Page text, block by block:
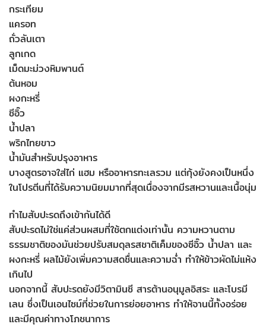
กระเทียม
แครอท
ถั่วลันเตา
ลูกเกด
เม็ดมะม่วงหิมพานต์
ต้นหอม
ผงกะหรี่
ซีอิ๊ว
น้ำปลา
พริกไทยขาว
น้ำมันสำหรับปรุงอาหาร
บางสูตรอาจใส่ไก่ แฮม หรืออาหารทะเลรวม แต่กุ้งยังคงเป็นหนึ่ง
ในโปรตีนที่ได้รับความนิยมมากที่สุดเนื่องจากมีรสหวานและเนื้อนุ่ม
ทำไมสับปะรดถึงเข้ากันได้ดี
สับปะรดไม่ใช่แค่ส่วนผสมที่ใช้ตกแต่งเท่านั้น ความหวานตาม
ธรรมชาติของมันช่วยปรับสมดุลรสชาติเค็มของซีอิ๊ว น้ำปลา และ
ผงกะหรี่ ผลไม้ยังเพิ่มความสดชื่นและความฉ่ำ ทำให้ข้าวผัดไม่แห้ง
เกินไป
นอกจากนี้ สับปะรดยังมีวิตามินซี สารต้านอนุมูลอิสระ และโบรมี
เลน ซึ่งเป็นเอนไซม์ที่ช่วยในการย่อยอาหาร ทำให้จานนี้ทั้งอร่อย
และมีคุณค่าทางโภชนาการ